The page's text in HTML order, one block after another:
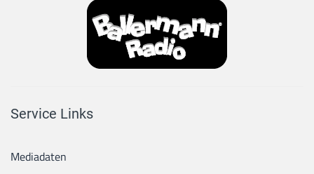
Service Links
Mediadaten